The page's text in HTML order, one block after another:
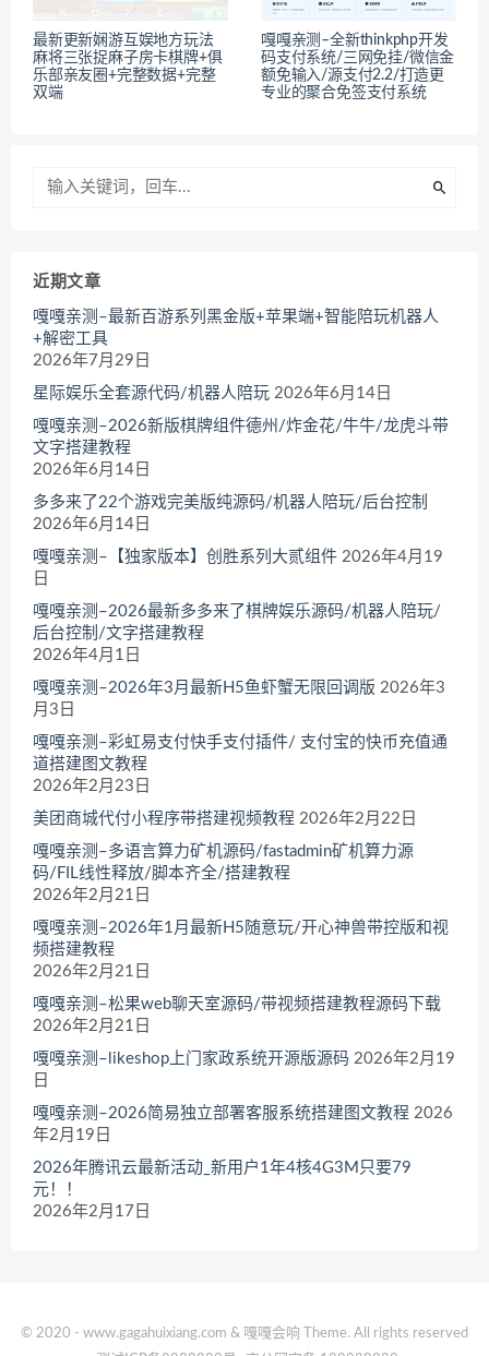
最新更新娴游互娱地方玩法
麻将三张捉麻子房卡棋牌+俱
乐部亲友圈+完整数据+完整
双端
嘎嘎亲测–全新thinkphp开发
码支付系统/三网免挂/微信金
额免输入/源支付2.2/打造更
专业的聚合免签支付系统
近期文章
嘎嘎亲测–最新百游系列黑金版+苹果端+智能陪玩机器人
+解密工具
2026年7月29日
星际娱乐全套源代码/机器人陪玩 2026年6月14日
嘎嘎亲测–2026新版棋牌组件德州/炸金花/牛牛/龙虎斗带
文字搭建教程
2026年6月14日
多多来了22个游戏完美版纯源码/机器人陪玩/后台控制
2026年6月14日
嘎嘎亲测–【独家版本】创胜系列大贰组件 2026年4月19
日
嘎嘎亲测–2026最新多多来了棋牌娱乐源码/机器人陪玩/
后台控制/文字搭建教程
2026年4月1日
嘎嘎亲测–2026年3月最新H5鱼虾蟹无限回调版 2026年3
月3日
嘎嘎亲测–彩虹易支付快手支付插件/ 支付宝的快币充值通
道搭建图文教程
2026年2月23日
美团商城代付小程序带搭建视频教程 2026年2月22日
嘎嘎亲测–多语言算力矿机源码/fastadmin矿机算力源
码/FIL线性释放/脚本齐全/搭建教程
2026年2月21日
嘎嘎亲测–2026年1月最新H5随意玩/开心神兽带控版和视
频搭建教程
2026年2月21日
嘎嘎亲测–松果web聊天室源码/带视频搭建教程源码下载
2026年2月21日
嘎嘎亲测–likeshop上门家政系统开源版源码 2026年2月19
日
嘎嘎亲测–2026简易独立部署客服系统搭建图文教程 2026
年2月19日
2026年腾讯云最新活动_新用户1年4核4G3M只要79
元！！
2026年2月17日
© 2020 - www.gagahuixiang.com & 嘎嘎会响 Theme. All rights reserved